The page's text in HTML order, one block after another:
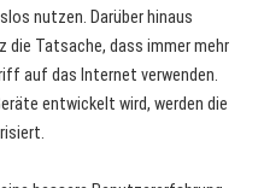
nutzen. Darüber hinaus
Tatsache, dass immer mehr
auf das Internet verwenden.
entwickelt wird, werden die